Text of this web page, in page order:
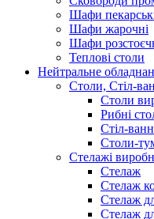
Шафи
Шафи жарочні
Шафи
Теплові столи
Нейтральне
Столи, Стіл-
Столи
Рибні
Стіл-
Столи-
Стелажі
Стелаж
Стелаж
Стелаж
Стелаж